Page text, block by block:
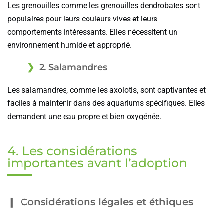
Les grenouilles comme les grenouilles dendrobates sont
populaires pour leurs couleurs vives et leurs
comportements intéressants. Elles nécessitent un
environnement humide et approprié.
2. Salamandres
Les salamandres, comme les axolotls, sont captivantes et
faciles à maintenir dans des aquariums spécifiques. Elles
demandent une eau propre et bien oxygénée.
4. Les considérations
importantes avant l’adoption
Considérations légales et éthiques